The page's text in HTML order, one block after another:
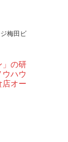
梅田ビ
」の研
ハウ
店オー